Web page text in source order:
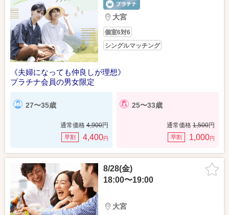
大宮
個室6対6
シングルマッチング
《夫婦になっても仲良しが理想》
プラチナ会員の男女限定
27〜35歳
通常価格 4,900円
早割 4,400円
25〜33歳
通常価格 1,500円
早割 1,000円
8/28(金)
18:00〜19:00
大宮